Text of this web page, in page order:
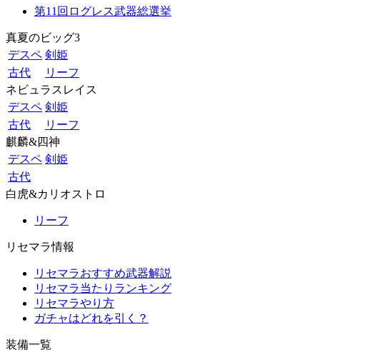
第11回ログレス武器総選挙
真夏のビッグ3
デスペ 剣姫
古代
リーフ
ネビュラスレイス
デスペ 剣姫
古代
リーフ
麒麟&四神
デスペ 剣姫
古代
白虎&カリオストロ
リーフ
リセマラ情報
リセマラおすすめ武器解説
リセマラ当たりランキング
リセマラやり方
ガチャはどれを引く？
装備一覧